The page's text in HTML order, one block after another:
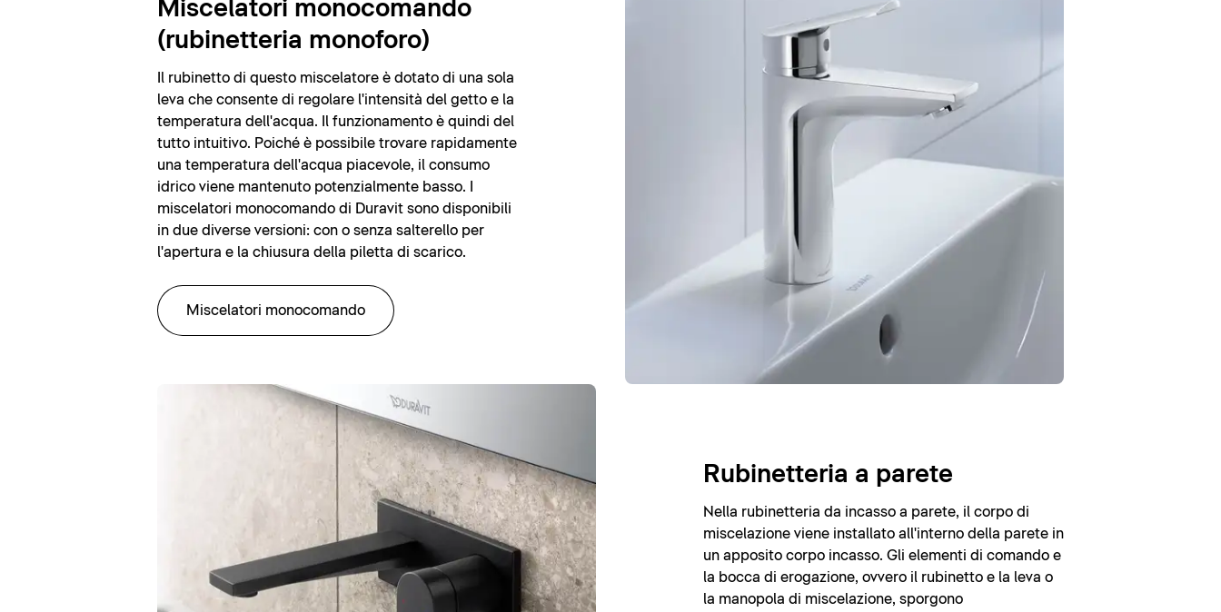
Miscelatori monocomando
(rubinetteria monoforo)
Il rubinetto di questo miscelatore è dotato di una sola
leva che consente di regolare l'intensità del getto e la
temperatura dell'acqua. Il funzionamento è quindi del
tutto intuitivo. Poiché è possibile trovare rapidamente
una temperatura dell'acqua piacevole, il consumo
idrico viene mantenuto potenzialmente basso. I
miscelatori monocomando di Duravit sono disponibili
in due diverse versioni: con o senza salterello per
l'apertura e la chiusura della piletta di scarico.
Miscelatori monocomando
Rubinetteria a parete
Nella rubinetteria da incasso a parete, il corpo di
miscelazione viene installato all'interno della parete in
un apposito corpo incasso. Gli elementi di comando e
la bocca di erogazione, ovvero il rubinetto e la leva o
la manopola di miscelazione, sporgono